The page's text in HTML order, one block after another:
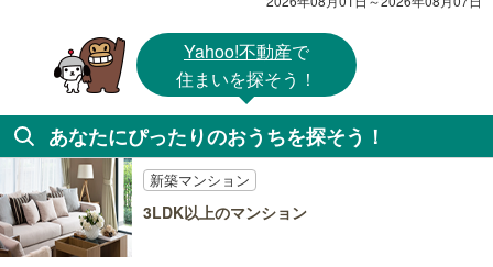
Yahoo!不動産で
住まいを探そう！
あなたにぴったりのおうちを探そう！
新築マンション
3LDK以上のマンション